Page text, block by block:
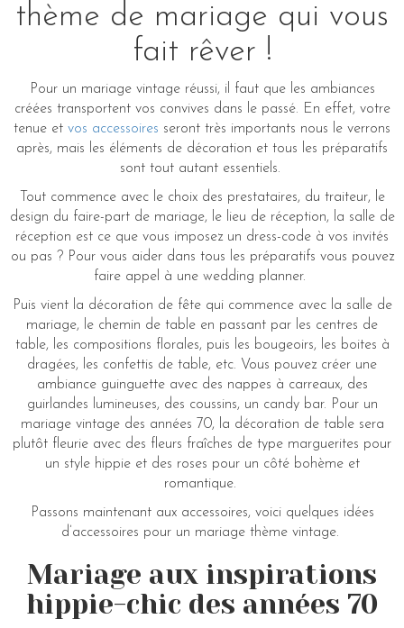
thème de mariage qui vous
fait rêver !
Pour un mariage vintage réussi, il faut que les ambiances
créées transportent vos convives dans le passé. En effet, votre
tenue et vos accessoires seront très importants nous le verrons
après, mais les éléments de décoration et tous les préparatifs
sont tout autant essentiels.
Tout commence avec le choix des prestataires, du traiteur, le
design du faire-part de mariage, le lieu de réception, la salle de
réception est ce que vous imposez un dress-code à vos invités
ou pas ? Pour vous aider dans tous les préparatifs vous pouvez
faire appel à une wedding planner.
Puis vient la décoration de fête qui commence avec la salle de
mariage, le chemin de table en passant par les centres de
table, les compositions florales, puis les bougeoirs, les boites à
dragées, les confettis de table, etc. Vous pouvez créer une
ambiance guinguette avec des nappes à carreaux, des
guirlandes lumineuses, des coussins, un candy bar. Pour un
mariage vintage des années 70, la décoration de table sera
plutôt fleurie avec des fleurs fraîches de type marguerites pour
un style hippie et des roses pour un côté bohème et
romantique.
Passons maintenant aux accessoires, voici quelques idées
d’accessoires pour un mariage thème vintage.
Mariage aux inspirations
hippie-chic des années 70